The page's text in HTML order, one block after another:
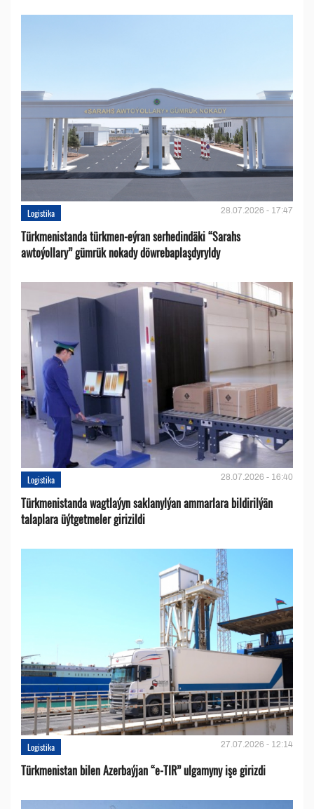
Logistika 28.07.2026 - 17:47
Türkmenistanda türkmen-eýran serhedindäki “Sarahs
awtoýollary” gümrük nokady döwrebaplaşdyryldy
Logistika 28.07.2026 - 16:40
Türkmenistanda wagtlaýyn saklanylýan ammarlara bildirilýän
talaplara üýtgetmeler girizildi
Logistika 27.07.2026 - 12:14
Türkmenistan bilen Azerbaýjan “e-TIR” ulgamyny işe girizdi